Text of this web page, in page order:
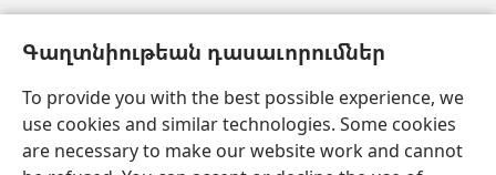
Գաղտնիութեան դասաւորումներ
To provide you with the best possible experience, we
use cookies and similar technologies. Some cookies
are necessary to make our website work and cannot
(opens
window)Դիտարանի ԱՌՑԱՆՑ ԳՐԱԴԱՐԱՆ
(opens